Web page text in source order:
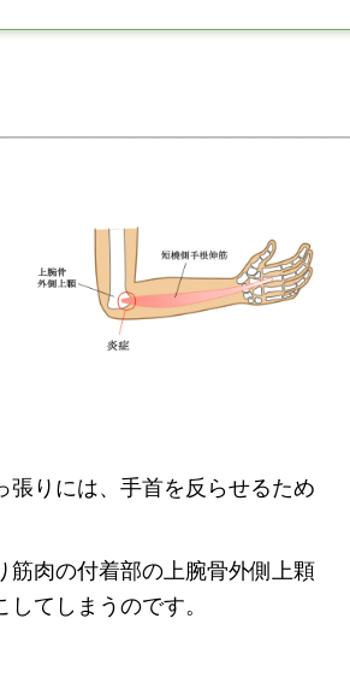
りには、手首を反らせるため
筋肉の付着部の上腕骨外側上顆
てしまうのです。